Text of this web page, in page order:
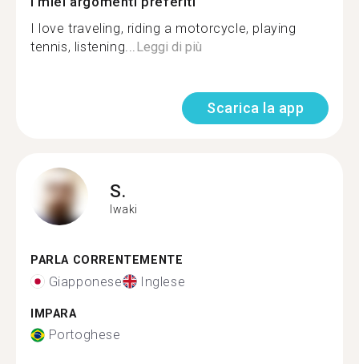
I love traveling, riding a motorcycle, playing
tennis, listening...Leggi di più
Scarica la app
S.
Iwaki
PARLA CORRENTEMENTE
Giapponese Inglese
IMPARA
Portoghese